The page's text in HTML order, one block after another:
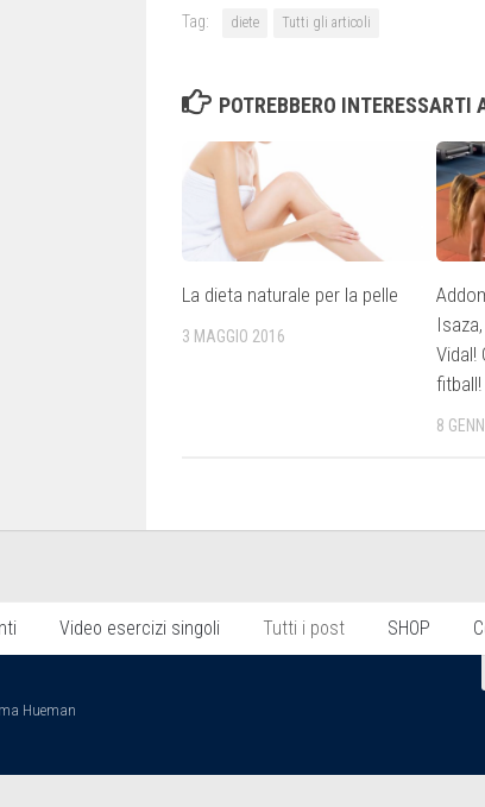
Tag: diete Tutti gli articoli
POTREBBERO INTERESSARTI
La dieta naturale per la pelle
3 MAGGIO 2016
Vidal!
fitball!
8
Video esercizi singoli Tutti i post SHOP
Hueman